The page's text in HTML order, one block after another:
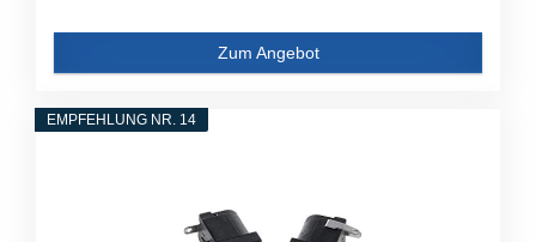
Zum Angebot
EMPFEHLUNG NR. 14